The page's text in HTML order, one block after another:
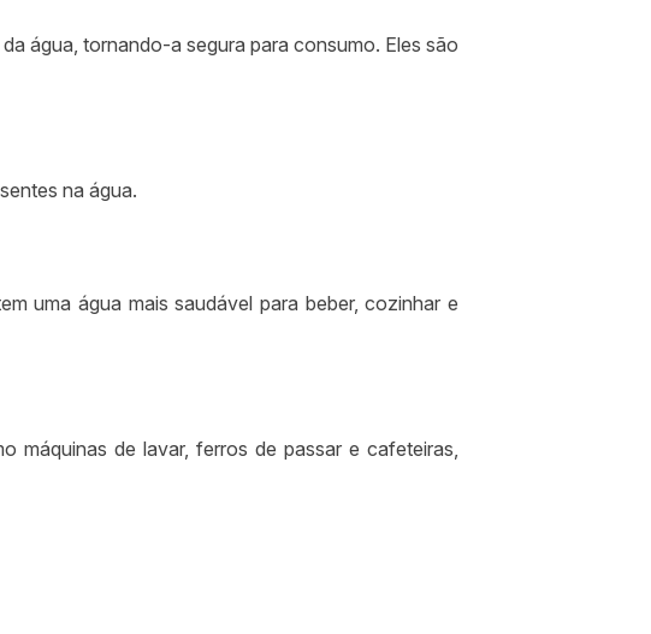
água, tornando-a segura para consumo. Eles são
na água.
uma água mais saudável para beber, cozinhar e
máquinas de lavar, ferros de passar e cafeteiras,